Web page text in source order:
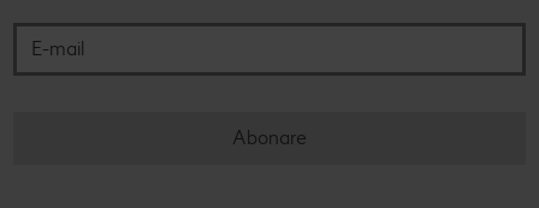
Abonare